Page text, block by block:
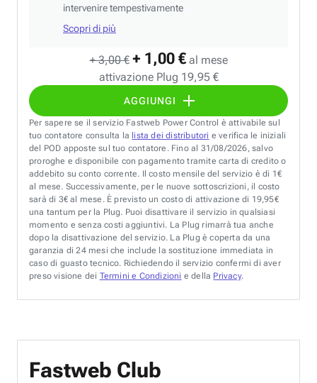
+ 3,00 € + 1,00 € al mese
attivazione Plug 19,95 €
AGGIUNGI
intervenire tempestivamente
Scopri di più
Per sapere se il servizio Fastweb Power Control è attivabile sul
tuo contatore consulta la lista dei distributori e verifica le iniziali
del POD apposte sul tuo contatore. Fino al 31/08/2026, salvo
proroghe e disponibile con pagamento tramite carta di credito o
addebito su conto corrente. Il costo mensile del servizio è di 1€
al mese. Successivamente, per le nuove sottoscrizioni, il costo
sarà di 3€ al mese. È previsto un costo di attivazione di 19,95€
una tantum per la Plug. Puoi disattivare il servizio in qualsiasi
momento e senza costi aggiuntivi. La Plug rimarrà tua anche
dopo la disattivazione del servizio. La Plug è coperta da una
garanzia di 24 mesi che include la sostituzione immediata in
caso di guasto tecnico. Richiedendo il servizio confermi di aver
preso visione dei Termini e Condizioni e della Privacy.
Fastweb Club